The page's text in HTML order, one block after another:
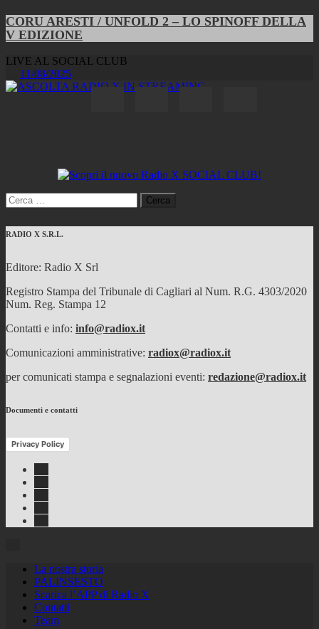
CORU ARESTI / UNFOLD 2 – LO SPINOFF DELLA
V EDIZIONE
LIVE AL SOCIAL CLUB
11/08/2025
Ricerca
per:
RADIO X S.R.L.
Editore: Radio X Srl
Registro Stampa del Tribunale di Cagliari al Num. R.G. 4303/2020
Num. Reg. Stampa 12
Contatti e info: info@radiox.it
Comunicazioni amministrative: radiox@radiox.it
per comunicati stampa e segnalazioni eventi: redazione@radiox.it
Documenti e contatti
Privacy Policy
La nostra storia
PALINSESTO
Scarica l’APP di Radio X
Contatti
Team